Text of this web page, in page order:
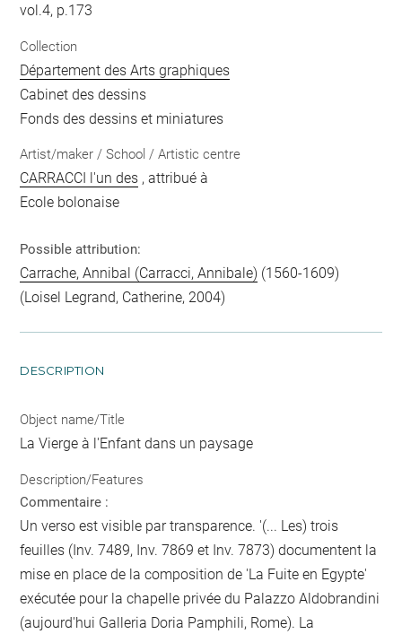
vol.4, p.173
Collection
Département des Arts graphiques
Cabinet des dessins
Fonds des dessins et miniatures
Artist/maker / School / Artistic centre
CARRACCI l'un des , attribué à
Ecole bolonaise
Possible attribution:
Carrache, Annibal (Carracci, Annibale) (1560-1609)
(Loisel Legrand, Catherine, 2004)
DESCRIPTION
Object name/Title
La Vierge à l'Enfant dans un paysage
Description/Features
Commentaire :
Un verso est visible par transparence. '(... Les) trois
feuilles (Inv. 7489, Inv. 7869 et Inv. 7873) documentent la
mise en place de la composition de 'La Fuite en Egypte'
exécutée pour la chapelle privée du Palazzo Aldobrandini
(aujourd'hui Galleria Doria Pamphili, Rome). La